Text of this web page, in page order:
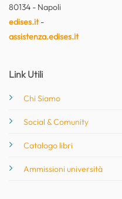
80134 - Napoli
edises.it-
assistenza.edises.it
Link Utili
Chi Siamo
Social & Comunity
Catalogo libri
Ammissioni università